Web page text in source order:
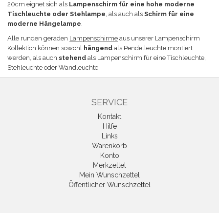
20cm eignet sich als Lampenschirm für eine hohe moderne
Tischleuchte oder Stehlampe, als auch als Schirm für eine
moderne Hängelampe.
Alle runden geraden Lampenschirme aus unserer Lampenschirm
Kollektion können sowohl hängend als Pendelleuchte montiert
werden, als auch stehend als Lampenschirm für eine Tischleuchte,
Stehleuchte oder Wandleuchte.
SERVICE
Kontakt
Hilfe
Links
Warenkorb
Konto
Merkzettel
Mein Wunschzettel
Öffentlicher Wunschzettel